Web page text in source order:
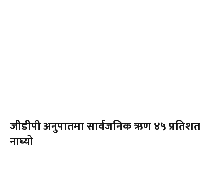
जीडीपी अनुपातमा सार्वजनिक ऋण ४५ प्रतिशत
नाघ्यो